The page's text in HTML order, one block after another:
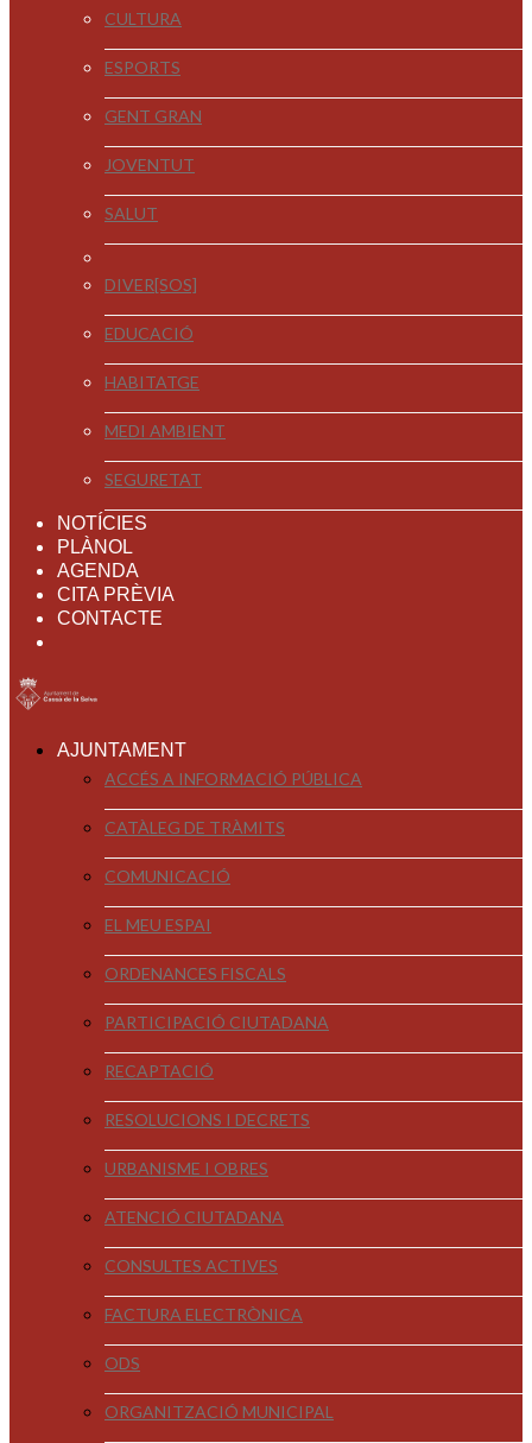
CULTURA
ESPORTS
GENT GRAN
JOVENTUT
SALUT
DIVER[SOS]
EDUCACIÓ
HABITATGE
MEDI AMBIENT
SEGURETAT
NOTÍCIES
PLÀNOL
AGENDA
CITA PRÈVIA
CONTACTE
AJUNTAMENT
ACCÉS A INFORMACIÓ PÚBLICA
CATÀLEG DE TRÀMITS
COMUNICACIÓ
EL MEU ESPAI
ORDENANCES FISCALS
PARTICIPACIÓ CIUTADANA
RECAPTACIÓ
RESOLUCIONS I DECRETS
URBANISME I OBRES
ATENCIÓ CIUTADANA
CONSULTES ACTIVES
FACTURA ELECTRÒNICA
ODS
ORGANITZACIÓ MUNICIPAL